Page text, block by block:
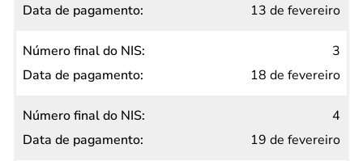
pagamento
13 de fevereiro
3
18 de fevereiro
4
19 de fevereiro